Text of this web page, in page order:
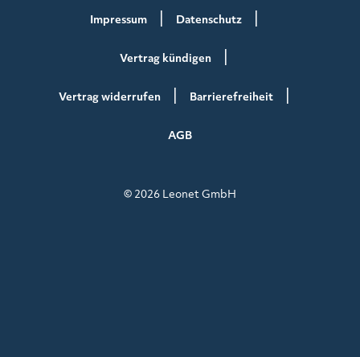
Impressum Datenschutz
Vertrag kündigen
Vertrag widerrufen Barrierefreiheit
AGB
© 2026 Leonet GmbH